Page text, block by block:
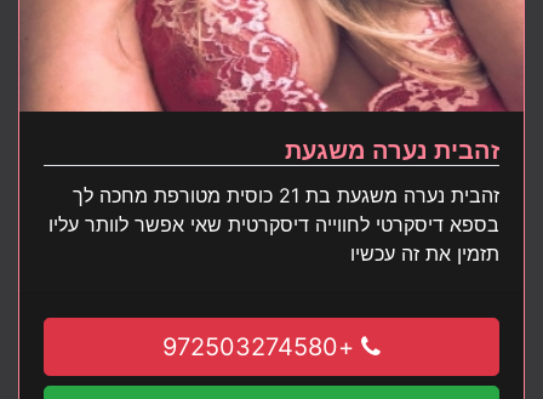
זהבית נערה משגעת
זהבית נערה משגעת בת 21 כוסית מטורפת מחכה לך
בספא דיסקרטי לחווייה דיסקרטית שאי אפשר לוותר עליו
תזמין את זה עכשיו
+972503274580